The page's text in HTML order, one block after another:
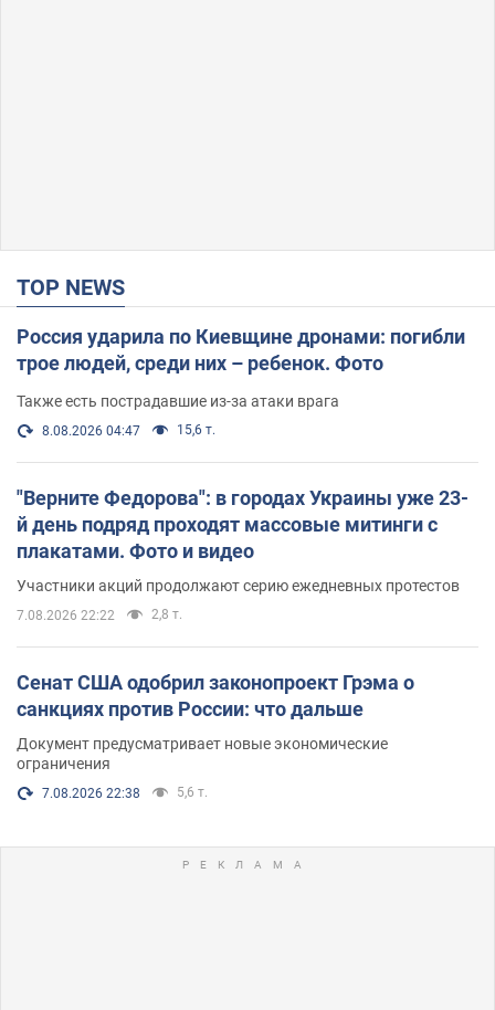
TOP NEWS
Россия ударила по Киевщине дронами: погибли
трое людей, среди них – ребенок. Фото
Также есть пострадавшие из-за атаки врага
8.08.2026 04:47 15,6 т.
"Верните Федорова": в городах Украины уже 23-
й день подряд проходят массовые митинги с
плакатами. Фото и видео
Участники акций продолжают серию ежедневных протестов
7.08.2026 22:22 2,8 т.
Сенат США одобрил законопроект Грэма о
санкциях против России: что дальше
Документ предусматривает новые экономические
ограничения
7.08.2026 22:38 5,6 т.